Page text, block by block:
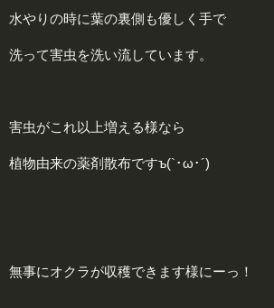
水やりの時に葉の裏側も優しく手で
洗って害虫を洗い流しています。
害虫がこれ以上増える様なら
植物由来の薬剤散布ですъ(`･ω･´)
無事にオクラが収穫できます様にーっ！